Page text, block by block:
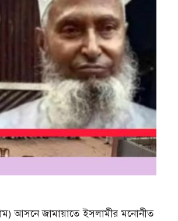
আসনে জামায়াতে ইসলামীর মনোনীত